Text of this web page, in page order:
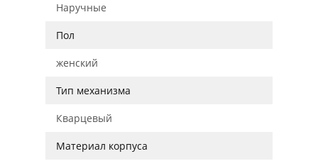
Наручные
Пол
женский
Тип механизма
Кварцевый
Материал корпуса